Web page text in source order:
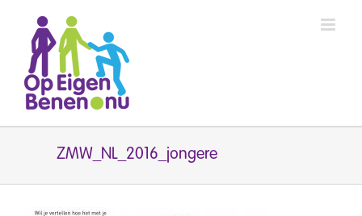
inhoud
ZMW_NL_2016_jongere